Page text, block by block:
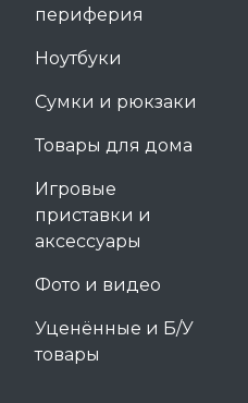
периферия
Ноутбуки
Сумки и рюкзаки
Товары для дома
Игровые
приставки и
аксессуары
Фото и видео
Уценённые и Б/У
товары